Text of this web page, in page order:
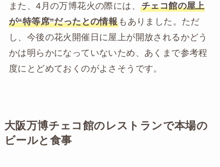
また、4月の万博花火の際には、 チェコ館の屋上
が“特等席”だったとの情報 もありました。ただ
し、今後の花火開催日に屋上が開放されるかどう
かは明らかになっていないため、あくまで参考程
度にとどめておくのがよさそうです。
大阪万博チェコ館のレストランで本場の
ビールと食事